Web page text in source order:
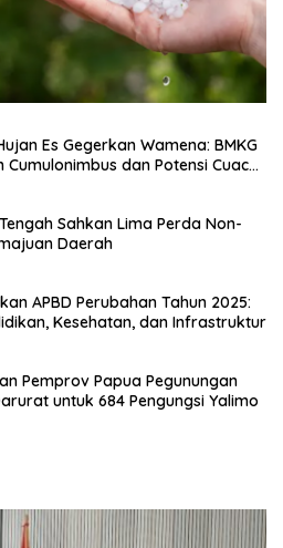
Es Gegerkan Wamena: BMKG
Cumulonimbus dan Potensi Cuaca
Sahkan Lima Perda Non-
Daerah
APBD Perubahan Tahun 2025:
Kesehatan, dan Infrastruktur
Pemprov Papua Pegunungan
untuk 684 Pengungsi Yalimo